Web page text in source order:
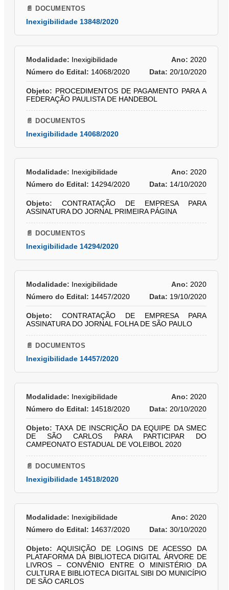
📄 DOCUMENTOS
Inexigibilidade 13848/2020
Modalidade: Inexigibilidade Ano: 2020
Número do Edital: 14068/2020 Data: 20/10/2020
Objeto: PROCEDIMENTOS DE PAGAMENTO PARA A
FEDERAÇÃO PAULISTA DE HANDEBOL
📄 DOCUMENTOS
Inexigibilidade 14068/2020
Modalidade: Inexigibilidade Ano: 2020
Número do Edital: 14294/2020 Data: 14/10/2020
Objeto: CONTRATAÇÃO DE EMPRESA PARA
ASSINATURA DO JORNAL PRIMEIRA PÁGINA
📄 DOCUMENTOS
Inexigibilidade 14294/2020
Modalidade: Inexigibilidade Ano: 2020
Número do Edital: 14457/2020 Data: 19/10/2020
Objeto: CONTRATAÇÃO DE EMPRESA PARA
ASSINATURA DO JORNAL FOLHA DE SÃO PAULO
📄 DOCUMENTOS
Inexigibilidade 14457/2020
Modalidade: Inexigibilidade Ano: 2020
Número do Edital: 14518/2020 Data: 20/10/2020
Objeto: TAXA DE INSCRIÇÃO DA EQUIPE DA SMEC
DE SÃO CARLOS PARA PARTICIPAR DO
CAMPEONATO ESTADUAL DE VOLEIBOL 2020
📄 DOCUMENTOS
Inexigibilidade 14518/2020
Modalidade: Inexigibilidade Ano: 2020
Número do Edital: 14637/2020 Data: 30/10/2020
Objeto: AQUISIÇÃO DE LOGINS DE ACESSO DA
PLATAFORMA DA BIBLIOTECA DIGITAL ÁRVORE DE
LIVROS – CONVÊNIO ENTRE O MINISTÉRIO DA
CULTURA E BIBLIOTECA DIGITAL SIBI DO MUNICÍPIO
DE SÃO CARLOS